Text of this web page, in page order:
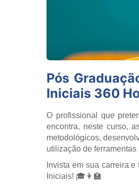
Pós
Iniciais 360
O profissional que
encontra, neste curso,
metodológicos,
utilização de
Invista em sua carreira
Iniciais! 🎓👩‍🏫